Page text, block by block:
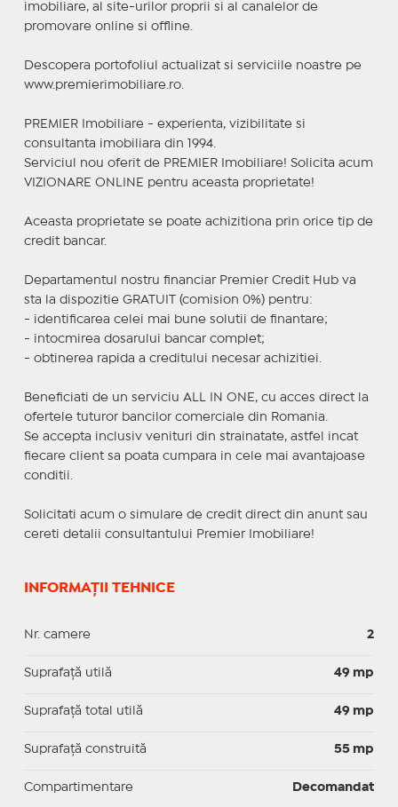
imobiliare, al site-urilor proprii si al canalelor de
promovare online si offline.
Descopera portofoliul actualizat si serviciile noastre pe
www.premierimobiliare.ro.
PREMIER Imobiliare - experienta, vizibilitate si
consultanta imobiliara din 1994.
Serviciul nou oferit de PREMIER Imobiliare! Solicita acum
VIZIONARE ONLINE pentru aceasta proprietate!
Aceasta proprietate se poate achizitiona prin orice tip de
credit bancar.
Departamentul nostru financiar Premier Credit Hub va
sta la dispozitie GRATUIT (comision 0%) pentru:
- identificarea celei mai bune solutii de finantare;
- intocmirea dosarului bancar complet;
- obtinerea rapida a creditului necesar achizitiei.
Beneficiati de un serviciu ALL IN ONE, cu acces direct la
ofertele tuturor bancilor comerciale din Romania.
Se accepta inclusiv venituri din strainatate, astfel incat
fiecare client sa poata cumpara in cele mai avantajoase
conditii.
Solicitati acum o simulare de credit direct din anunt sau
cereti detalii consultantului Premier Imobiliare!
INFORMAȚII TEHNICE
Nr. camere 2
Suprafaţă utilă 49 mp
Suprafaţă total utilă 49 mp
Suprafaţă construită 55 mp
Compartimentare Decomandat